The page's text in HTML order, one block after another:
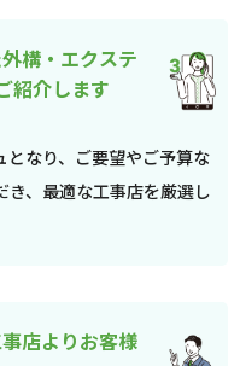
構・エクステ
紹介します
なり、ご要望やご予算な
き、最適な工事店を厳選し
店よりお客様